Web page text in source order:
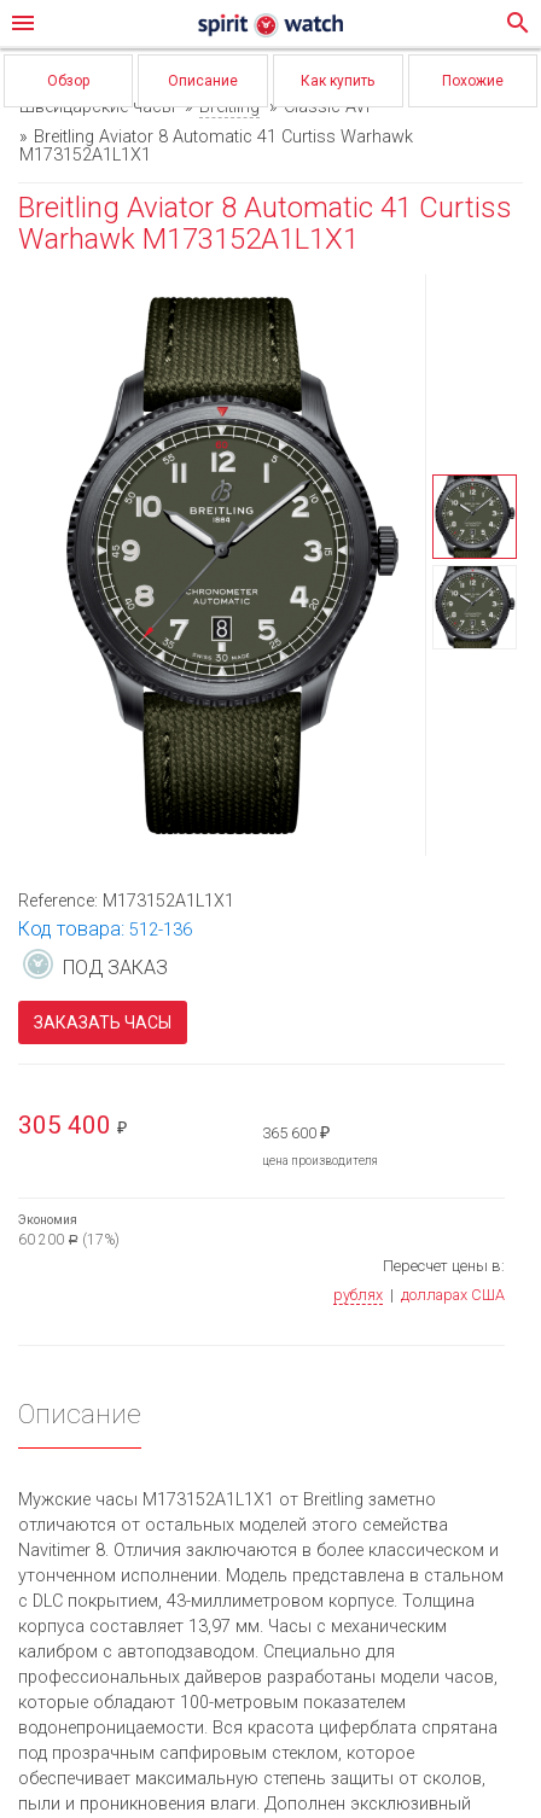
menu search
Обзор Описание Как купить Похожие
Швейцарские часы Breitling
Classic AVI
Breitling Aviator 8 Automatic 41 Curtiss Warhawk
M173152A1L1X1
Breitling Aviator 8 Automatic 41 Curtiss
Warhawk M173152A1L1X1
Reference: M173152A1L1X1
Код товара: 512-136
ПОД ЗАКАЗ
ЗАКАЗАТЬ ЧАСЫ
305 400 ₽ 365 600 ₽
цена производителя
Экономия
60 200 Р (17%)
Пересчет цены в:
рублях | долларах США
Описание
Мужские часы M173152A1L1X1 от Breitling заметно
отличаются от остальных моделей этого семейства
Navitimer 8. Отличия заключаются в более классическом и
утонченном исполнении. Модель представлена в стальном
с DLC покрытием, 43-миллиметровом корпусе. Толщина
корпуса составляет 13,97 мм. Часы с механическим
калибром с автоподзаводом. Специально для
профессиональных дайверов разработаны модели часов,
которые обладают 100-метровым показателем
водонепроницаемости. Вся красота циферблата спрятана
под прозрачным сапфировым стеклом, которое
обеспечивает максимальную степень защиты от сколов,
пыли и проникновения влаги. Дополнен эксклюзивный